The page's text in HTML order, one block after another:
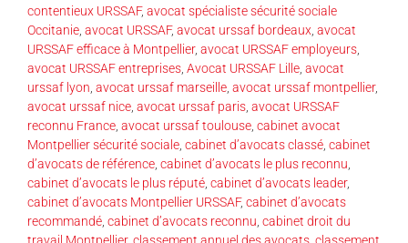
contentieux URSSAF, avocat spécialiste sécurité sociale
Occitanie avocat URSSAF, avocat urssaf bordeaux avocat
URSSAF efficace à Montpellier, avocat URSSAF employeurs
avocat URSSAF entreprises Avocat URSSAF Lille avocat
urssaf lyon avocat urssaf marseille avocat urssaf montpellier,
avocat urssaf nice avocat urssaf paris avocat URSSAF
reconnu France avocat urssaf toulouse cabinet avocat
Montpellier sécurité sociale cabinet d’avocats classé cabinet
d’avocats de référence cabinet d’avocats le plus reconnu
cabinet d’avocats le plus réputé cabinet d’avocats leader,
cabinet d’avocats Montpellier URSSAF, cabinet d’avocats
recommandé cabinet d’avocats reconnu cabinet droit du
travail Montpellier, classement annuel des avocats classement